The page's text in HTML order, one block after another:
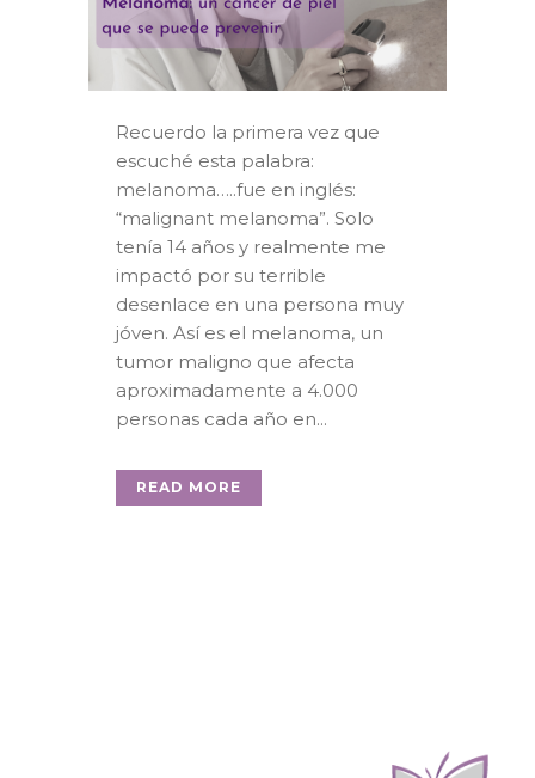
Recuerdo la primera vez que
escuché esta palabra:
melanoma…..fue en inglés:
“malignant melanoma”. Solo
tenía 14 años y realmente me
impactó por su terrible
desenlace en una persona muy
jóven. Así es el melanoma, un
tumor maligno que afecta
aproximadamente a 4.000
personas cada año en...
READ MORE